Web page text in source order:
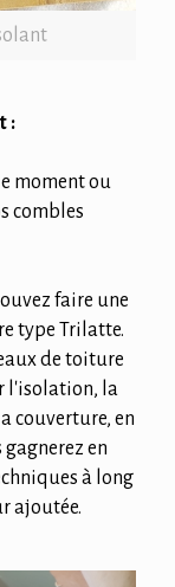
:
moment ou
combles
faire une
type Trilatte.
de toiture
l'isolation, la
couverture, en
en
à long
ajoutée.